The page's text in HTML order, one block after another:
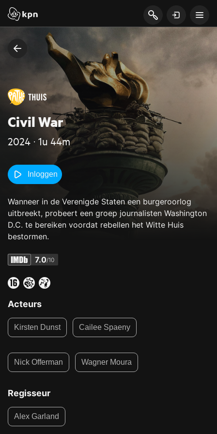
Civil War
2024 ‧ 1u 44m
Inloggen
Wanneer in de Verenigde Staten een burgeroorlog
uitbreekt, probeert een groep journalisten Washington
D.C. te bereiken voordat rebellen het Witte Huis
bestormen.
7.0/10
Acteurs
Kirsten Dunst Cailee Spaeny
Nick Offerman Wagner Moura
Regisseur
Alex Garland